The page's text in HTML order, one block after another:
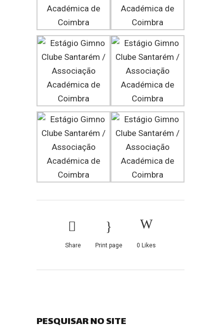
Share Print page 0 Likes
PESQUISAR NO SITE